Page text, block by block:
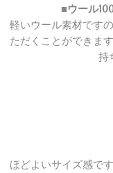
■ウール
軽いウール素材です
ただくことができま
持
ほどよいサイズ感で